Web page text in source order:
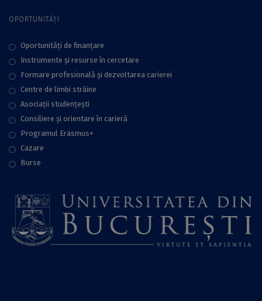
OPORTUNITĂȚI
Oportunități de finanțare
Instrumente și resurse în cercetare
Formare profesională și dezvoltarea carierei
Centre de limbi străine
Asociații studențești
Consiliere şi orientare în carieră
Programul Erasmus+
Cazare
Burse